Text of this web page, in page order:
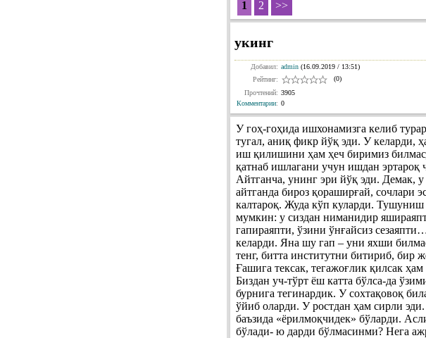
1 2 >>
укинг
Добавил: admin (16.09.2019 / 13:51)
Рейтинг:
(0)
Прочтений: 3905
Комментарии: 0
У гоҳ-гоҳида ишхонамизга келиб
тугал, аниқ фикр йўқ эди. У келарди,
иш қилишини ҳам ҳеч биримиз
қатнаб ишлагани учун ишдан
Айтганча, унинг эри йўқ эди. Демак,
айтганда бироз қораширғай, сочлари
калтароқ. Жуда кўп куларди.
мумкин: у сиздан ниманидир
гапираяпти, ўзини ўнғайсиз
келарди. Яна шу гап – уни яхши
тенг, битта институтни битириб, бир
Ғашига тексак, тегажоғлик қилсак
Биздан уч-тўрт ёш катта бўлса-да
бурнига тегинардик. У сохтақовоқ
ўйиб оларди. У ростдан ҳам сирли
баъзида «ёрилмоқчидек» бўларди.
бўлади- ю дарди бўлмасинми? Нега